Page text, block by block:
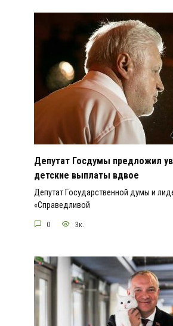
Депутат Госдумы предложил
детские выплаты вдвое
Депутат Государственной думы и
«Справедливой
0 3к.